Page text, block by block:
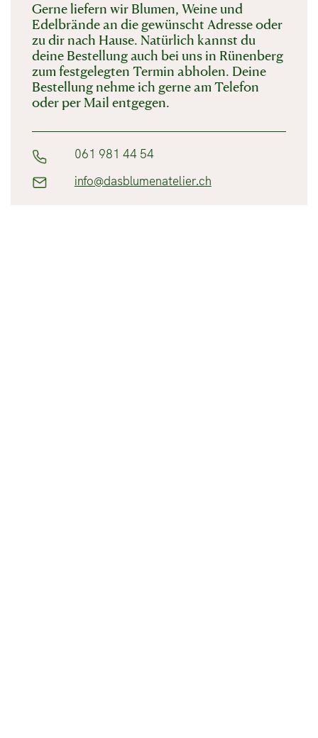
Gerne liefern wir Blumen, Weine und
Edelbrände an die gewünscht Adresse oder
zu dir nach Hause. Natürlich kannst du
deine Bestellung auch bei uns in Rünenberg
zum festgelegten Termin abholen. Deine
Bestellung nehme ich gerne am Telefon
oder per Mail entgegen.
061 981 44 54
info@dasblumenatelier.ch